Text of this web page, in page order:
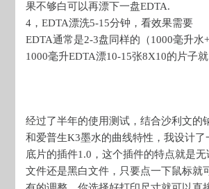
果不够白可以再漂下一盘EDTA.
4，EDTA漂洗5-15分钟，看效果需要
EDTA通常是2-3盘同样的（1000毫升水
1000毫升EDTA漂10-15张8X10的片子就
经过了半年的使用测试，结合沙利文的
和爱普生K3墨水的曲线特性，我设计了
底片的插件1.0，这个插件的特点就是
文件还是黑白文件，只要点一下鼠标就